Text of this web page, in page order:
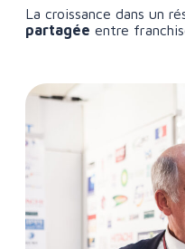
La croissance dans un
partagée entre